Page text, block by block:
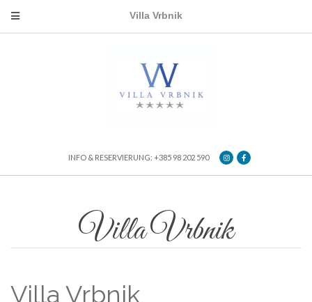
Villa Vrbnik
INFO & RESERVIERUNG: +385 98 202 590
Villa Vrbnik
Villa Vrbnik